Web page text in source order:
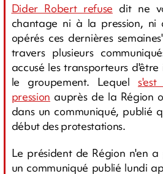
Dider Robert refuse dit ne
chantage ni à la pression, ni
opérés ces dernières
travers plusieurs
accusé les transporteurs
le groupement. Lequel
pression auprès de la Région
dans un communiqué, publié
début des protestations.
Le président de Région n'en
un communiqué publié lundi